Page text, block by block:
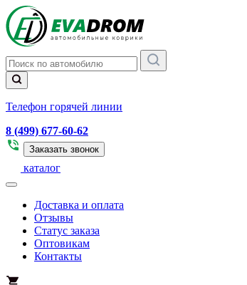
Телефон горячей линии
8 (499) 677-60-62
Заказать звонок
каталог
Доставка и оплата
Отзывы
Статус заказа
Оптовикам
Контакты